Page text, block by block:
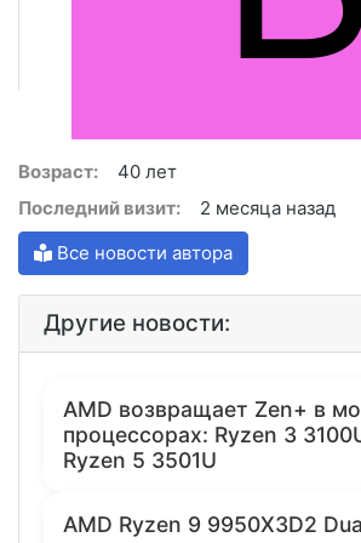
Возраст:
40 лет
Последний визит:
2 месяца назад
Все новости автора
Другие новости:
AMD возвращает Zen+ в
процессорах: Ryzen 3
Ryzen 5 3501U
AMD Ryzen 9 9950X3D2